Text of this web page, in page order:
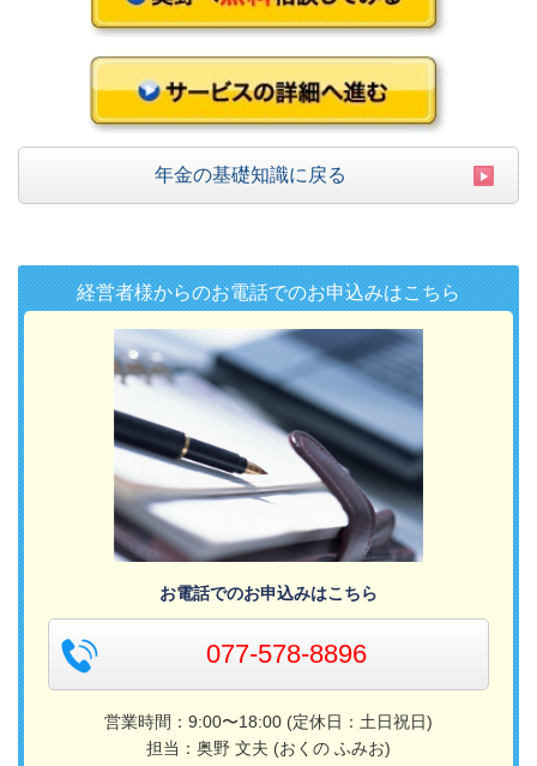
年金の基礎知識に戻る
経営者様からのお電話でのお申込みはこちら
お電話でのお申込みはこちら
077-578-8896
営業時間：9:00〜18:00 (定休日：土日祝日)
担当：奥野 文夫 (おくの ふみお)